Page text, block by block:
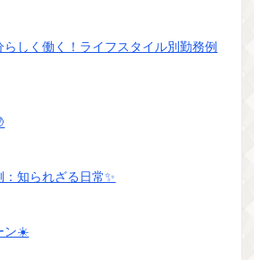
しく働く！ライフスタイル別勤務例
知られざる日常✨
ン☀️